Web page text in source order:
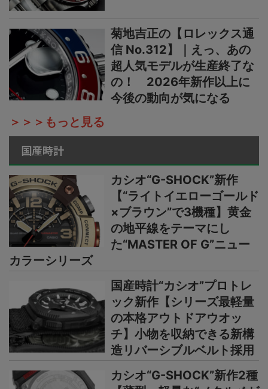
菊地吉正の【ロレックス通
信 No.312】｜えっ、あの
超人気モデルが生産終了な
の！ 2026年新作以上に
今後の動向が気になる
＞＞＞もっと見る
国産時計
カシオ“G-SHOCK”新作
【“ライトイエローゴールド
×ブラウン”で3機種】黄金
の地平線をテーマにし
た“MASTER OF G”ニュー
カラーシリーズ
国産時計“カシオ”プロトレ
ック新作【シリーズ最軽量
の本格アウトドアウオッ
チ】小物を収納できる新構
造リバーシブルベルト採用
カシオ“G-SHOCK”新作2種